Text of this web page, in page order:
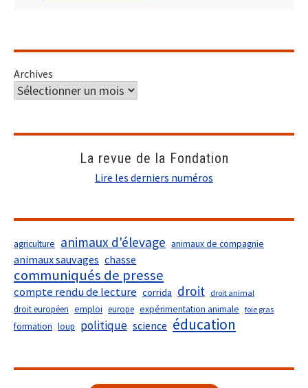
Archives
La revue de la Fondation
Lire les derniers numéros
agriculture animaux d'élevage animaux de compagnie
animaux sauvages chasse
communiqués de presse
compte rendu de lecture corrida droit droit animal
droit européen emploi europe expérimentation animale foie gras
formation loup politique science éducation